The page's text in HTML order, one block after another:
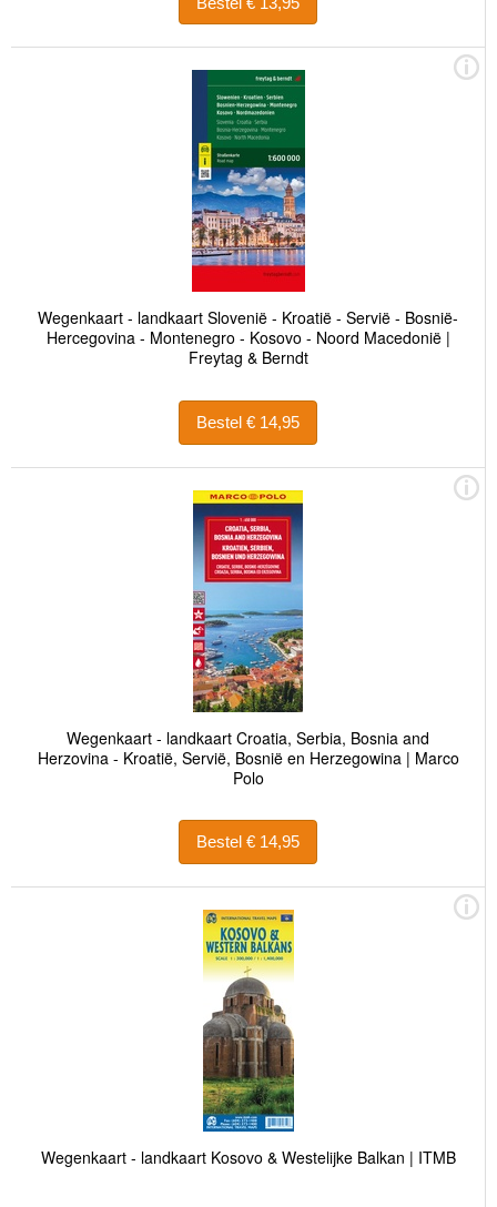
Wegenkaart - landkaart Slovenië - Kroatië - Servië - Bosnië-
Hercegovina - Montenegro - Kosovo - Noord Macedonië |
Freytag & Berndt
Bestel € 14,95
Wegenkaart - landkaart Croatia, Serbia, Bosnia and
Herzovina - Kroatië, Servië, Bosnië en Herzegowina | Marco
Polo
Bestel € 14,95
Wegenkaart - landkaart Kosovo & Westelijke Balkan | ITMB